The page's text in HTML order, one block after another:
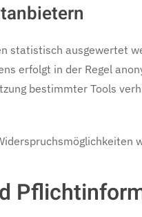
statistisch ausgewertet
erfolgt in der Regel
bestimmter Tools